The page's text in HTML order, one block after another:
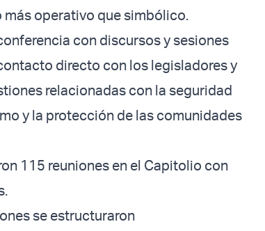
más operativo que simbólico.
con discursos y sesiones
directo con los legisladores y
relacionadas con la seguridad
y la protección de las comunidades
115 reuniones en el Capitolio con
se estructuraron